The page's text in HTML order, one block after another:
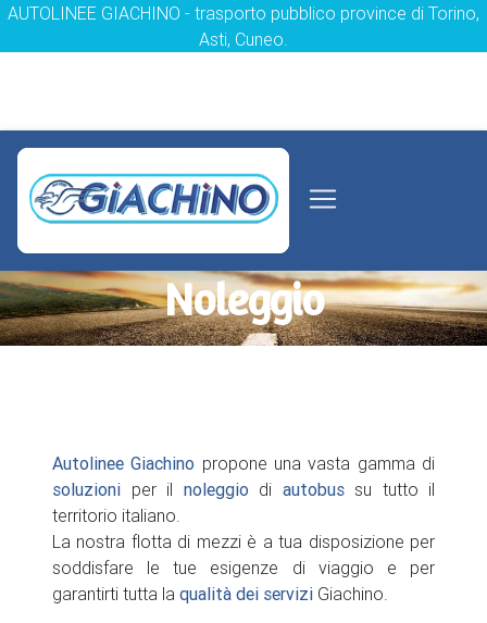
AUTOLINEE GIACHINO - trasporto pubblico province di Torino,
Asti, Cuneo.
Noleggio
Autolinee Giachino propone una vasta gamma di
soluzioni per il noleggio di autobus su tutto il
territorio italiano.
La nostra flotta di mezzi è a tua disposizione per
soddisfare le tue esigenze di viaggio e per
garantirti tutta la qualità dei servizi Giachino.